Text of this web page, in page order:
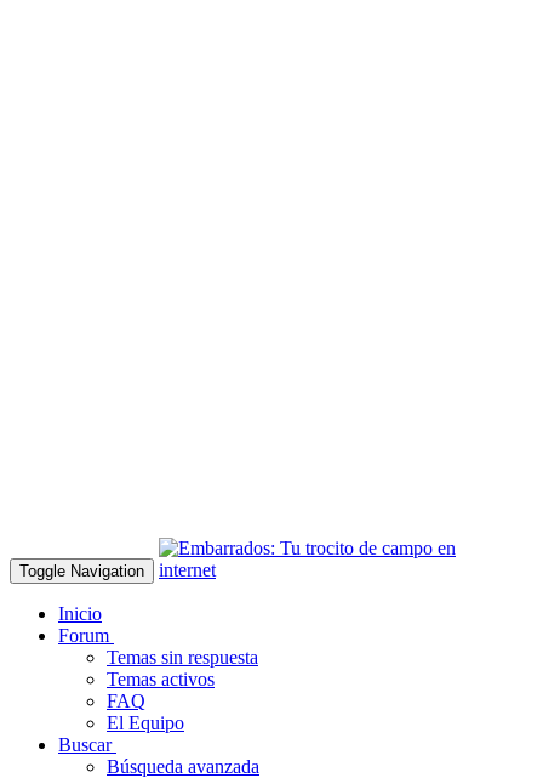
Toggle Navigation
Inicio
Forum
Temas sin respuesta
Temas activos
FAQ
El Equipo
Buscar
Búsqueda avanzada